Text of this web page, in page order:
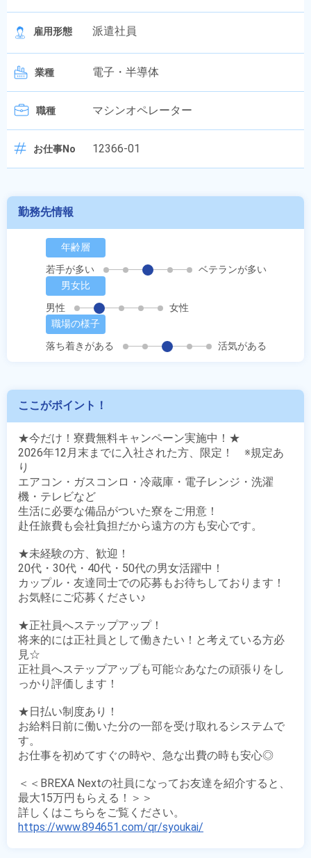
雇用形態 派遣社員
業種 電子・半導体
職種 マシンオペレーター
お仕事No 12366-01
勤務先情報
年齢層
若手が多い
ベテランが多い
男女比
男性
女性
職場の様子
落ち着きがある
活気がある
ここがポイント！
★今だけ！寮費無料キャンペーン実施中！★
2026年12月末までに入社された方、限定！　※規定あ
り
エアコン・ガスコンロ・冷蔵庫・電子レンジ・洗濯
機・テレビなど
生活に必要な備品がついた寮をご用意！
赴任旅費も会社負担だから遠方の方も安心です。
★未経験の方、歓迎！
20代・30代・40代・50代の男女活躍中！
カップル・友達同士での応募もお待ちしております！
お気軽にご応募ください♪
★正社員へステップアップ！
将来的には正社員として働きたい！と考えている方必
見☆
正社員へステップアップも可能☆あなたの頑張りをし
っかり評価します！
★日払い制度あり！
お給料日前に働いた分の一部を受け取れるシステムで
す。
お仕事を初めてすぐの時や、急な出費の時も安心◎
＜＜BREXA Nextの社員になってお友達を紹介すると、
最大15万円もらえる！＞＞
https://www.894651.com/qr/syoukai/